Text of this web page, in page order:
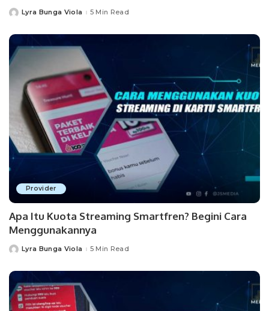
PostedLyra Bunga Viola 5 Min Read
Provider
Apa Itu Kuota Streaming Smartfren? Begini Cara
Menggunakannya
PostedLyra Bunga Viola 5 Min Read